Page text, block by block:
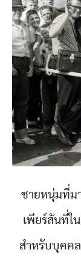
ชายหนุ่มที่ม
เพียร์สันที่ใ
สำหรับบุคค